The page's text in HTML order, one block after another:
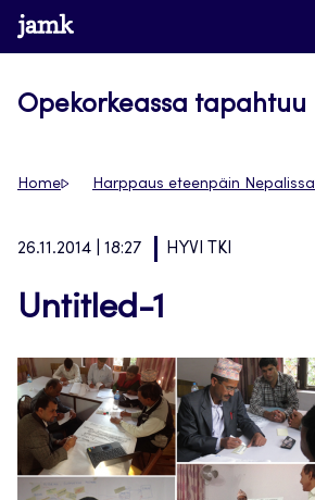
Siirry
suoraan
www.jamk.fi
Opekorkeassa tapahtuu
Home Harppaus eteenpäin Nepalissa
26.11.2014 | 18:27 HYVI TKI
Untitled-1